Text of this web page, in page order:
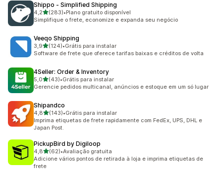
Shippo ‑ Simplified Shipping
4,2de 5 estrelas
(283)
283 avaliações ao todo
•Plano gratuito disponível
Simplifique o frete, economize e expanda seu negócio
Veeqo Shipping
3,9de 5 estrelas
(124)
124 avaliações ao todo
•Grátis para instalar
Software de frete que oferece tarifas baixas e créditos de volta
4Seller: Order & Inventory
5,0de 5 estrelas
(43)
43 avaliações ao todo
•Grátis para instalar
Gerencie pedidos multicanal, anúncios e estoque em um só lugar
Shipandco
4,8de 5 estrelas
(143)
143 avaliações ao todo
•Grátis para instalar
Imprima etiquetas de frete rapidamente com FedEx, UPS, DHL e
Japan Post.
PickupBird by Digiloop
4,8de 5 estrelas
(62)
62 avaliações ao todo
•Avaliação gratuita
Adicione vários pontos de retirada à loja e imprima etiquetas de
frete